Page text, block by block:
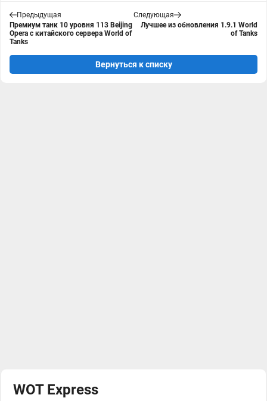
Предыдущая
Премиум танк 10 уровня 113 Beijing
Opera с китайского сервера World of
Tanks
Следующая
Лучшее из обновления 1.9.1 World
of Tanks
Вернуться к списку
WOT Express